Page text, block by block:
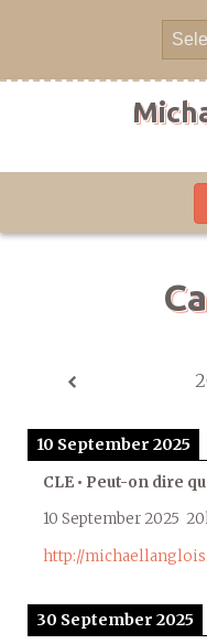
10 September 2025
CLE • Peut-on dire
10 September 2025
http://
30 September 2025